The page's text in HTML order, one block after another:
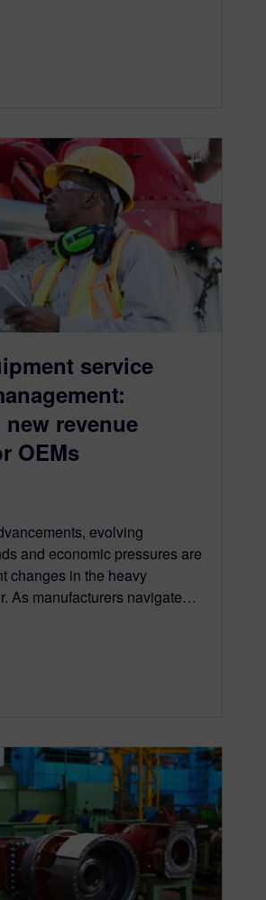
service
revenue
OEMs
evolving
and economic pressures are
changes in the heavy
As manufacturers navigate…